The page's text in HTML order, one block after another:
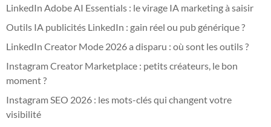
LinkedIn Adobe AI Essentials : le virage IA marketing à saisir
Outils IA publicités LinkedIn : gain réel ou pub générique ?
LinkedIn Creator Mode 2026 a disparu : où sont les outils ?
Instagram Creator Marketplace : petits créateurs, le bon
moment ?
Instagram SEO 2026 : les mots-clés qui changent votre
visibilité